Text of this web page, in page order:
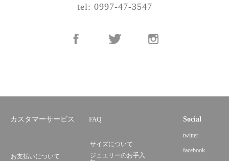
tel: 0997-47-3547
カスタマーサービス FAQ
お支払いについて
サイズについて
ジュエリーのお手入
Social
twitter
facebook